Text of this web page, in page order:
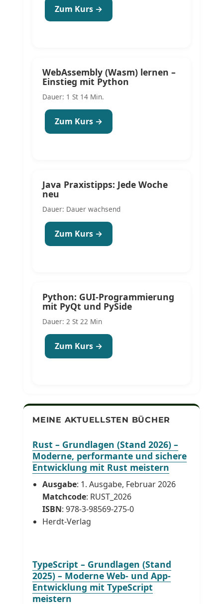
Zum Kurs →
WebAssembly (Wasm) lernen –
Einstieg mit Python
Dauer: 1 St 14 Min.
Zum Kurs →
Java Praxistipps: Jede Woche
neu
Dauer: Dauer wachsend
Zum Kurs →
Python: GUI-Programmierung
mit PyQt und PySide
Dauer: 2 St 22 Min
Zum Kurs →
MEINE AKTUELLSTEN BÜCHER
Rust – Grundlagen (Stand 2026) –
Moderne, performante und sichere
Entwicklung mit Rust meistern
Ausgabe: 1. Ausgabe, Februar 2026
Matchcode: RUST_2026
ISBN: 978-3-98569-275-0
Herdt-Verlag
TypeScript – Grundlagen (Stand
2025) – Moderne Web- und App-
Entwicklung mit TypeScript
meistern